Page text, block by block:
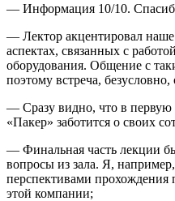
— Информация 10/10.
— Лектор акцентировал
аспектах, связанных с
оборудования. Общение с
поэтому встреча, безусловно,
— Сразу видно, что в первую
«Пакер» заботится о своих
— Финальная часть лекции
вопросы из зала. Я,
перспективами прохождения
этой компании;